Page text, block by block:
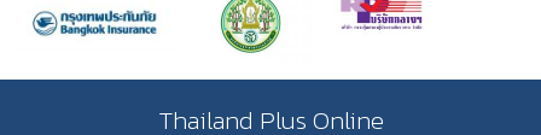
Thailand Plus Online